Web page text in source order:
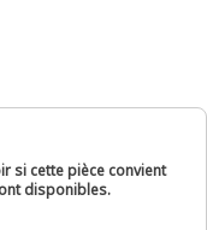
si cette pièce convient
disponibles.